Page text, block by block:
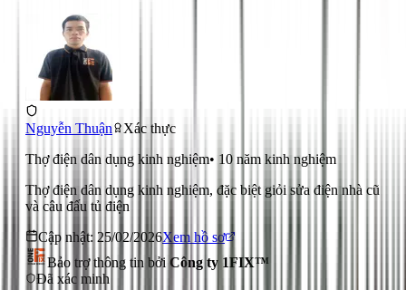
Nguyễn Thuận
Xác thực
Thợ điện dân dụng kinh nghiệm• 10 năm kinh nghiệm
Thợ điện dân dụng kinh nghiệm, đặc biệt giỏi sửa điện nhà cũ
và câu đấu tủ điện
Cập nhật: 25/02/2026Xem hồ sơ
Bảo trợ thông tin bởi Công ty 1FIX™
Đã xác minh